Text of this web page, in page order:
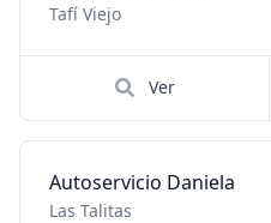
Tafí Viejo
Ver
Autoservicio Daniela
Las Talitas